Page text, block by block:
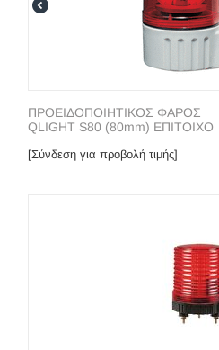
ΠΡΟΕΙΔΟΠΟΙΗΤΙΚΟΣ ΦΑΡΟΣ
QLIGHT S80 (80mm) ΕΠΙΤΟΙΧΟ
[Σύνδεση για προβολή τιμής]